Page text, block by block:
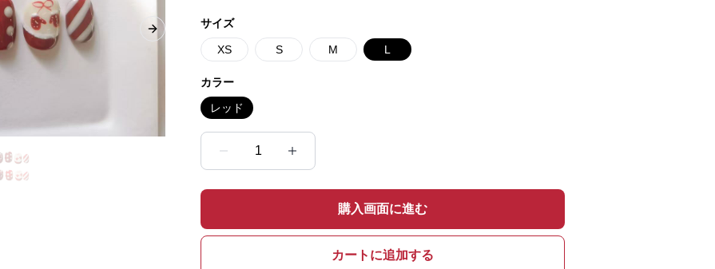
Next slide
サイズ
XS S M L
カラー
レッド
1
購入画面に進む
カートに追加する